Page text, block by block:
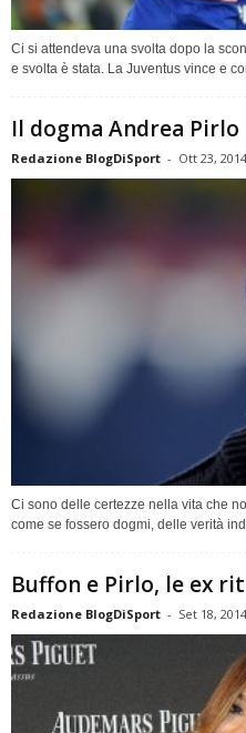
Ci si attendeva una svolta dopo la
e svolta è stata. La Juventus vince e
Il dogma Andrea Pirlo
Redazione BlogDiSport - Ott 23, 2014
Ci sono delle certezze nella vita che
come se fossero dogmi, delle verità
Buffon e Pirlo, le ex
Redazione BlogDiSport - Set 18, 2014